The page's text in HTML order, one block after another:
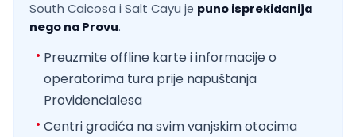
South Caicosa i Salt Cayu je puno isprekidanija
nego na Provu.
Preuzmite offline karte i informacije o
operatorima tura prije napuštanja
Providencialesa
Centri gradića na svim vanjskim otocima